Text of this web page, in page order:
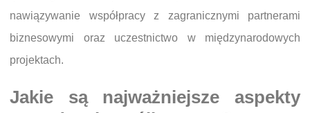
nawiązywanie współpracy z zagranicznymi partnerami
biznesowymi oraz uczestnictwo w międzynarodowych
projektach.
Jakie są najważniejsze aspekty